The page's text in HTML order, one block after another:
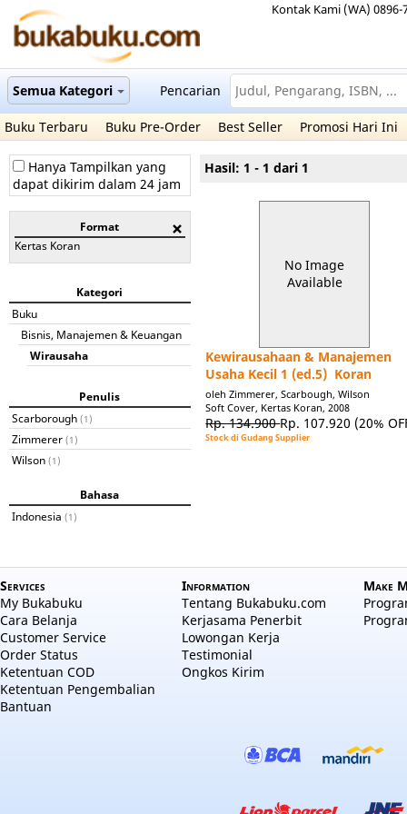
Kontak Kami (WA) 0896-
Semua Kategori Pencarian
Buku Terbaru Buku Pre-Order Best Seller Promosi Hari Ini
Hanya Tampilkan yang
dapat dikirim dalam 24 jam
Format
Kertas Koran
Kategori
Buku
Bisnis, Manajemen & Keuangan
Wirausaha
Penulis
Scarborough (1)
Zimmerer (1)
Wilson (1)
Bahasa
Indonesia (1)
Hasil: 1 - 1 dari 1
No Image
Available
Kewirausahaan & Manajemen
Usaha Kecil 1 (ed.5)  Koran
oleh Zimmerer, Scarbough, Wilson
Soft Cover, Kertas Koran, 2008
Rp. 134.900Rp. 107.920 (20%
Stock di Gudang Supplier
Services
My Bukabuku
Cara Belanja
Customer Service
Order Status
Ketentuan COD
Ketentuan Pengembalian
Bantuan
Information
Tentang Bukabuku.com
Kerjasama Penerbit
Lowongan Kerja
Testimonial
Ongkos Kirim
Make